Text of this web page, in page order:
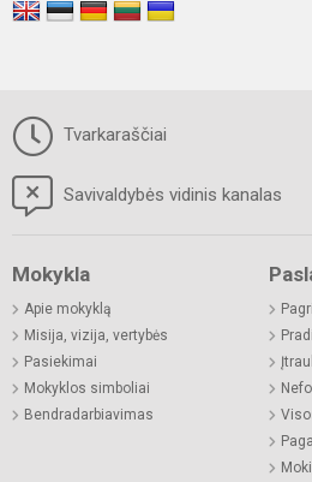
Tvarkaraščiai
Savivaldybės vidinis kanalas
Mokykla
Apie mokyklą
Misija, vizija, vertybės
Pasiekimai
Mokyklos simboliai
Bendradarbiavimas